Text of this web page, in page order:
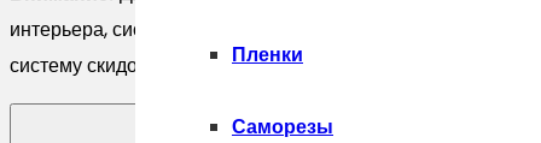
Пленки
Саморезы
интерьера, системы дренажа и ливневой канализации, а
систему скидок!